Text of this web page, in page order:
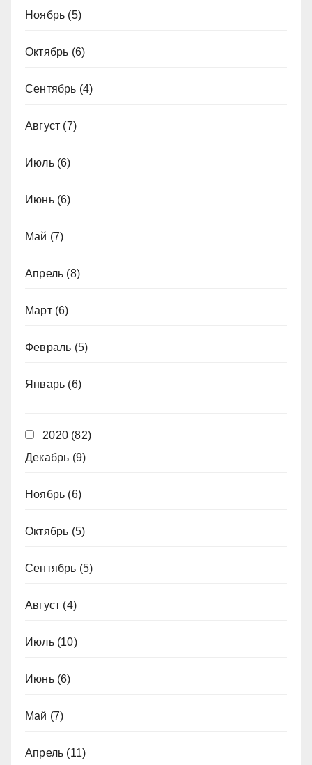
Ноябрь (5)
Октябрь (6)
Сентябрь (4)
Август (7)
Июль(6)
Июнь(6)
Май (7)
Апрель (8)
Март(6)
Февраль (5)
Январь (6)
2020 (82)
Декабрь (9)
Ноябрь (6)
Октябрь (5)
Сентябрь (5)
Август (4)
Июль(10)
Июнь(6)
Май (7)
Апрель (11)